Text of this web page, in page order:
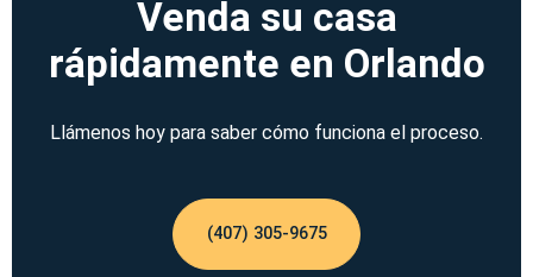
Venda su casa
rápidamente en Orlando
Llámenos hoy para saber cómo funciona el proceso.
(407) 305-9675